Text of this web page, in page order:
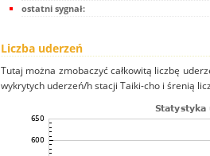
ostatni sygnał:
Liczba uderzeń
Tutaj można zmobaczyć całkowitą liczbę
wykrytych uderzeń/h stacji Taiki-cho i śrenią